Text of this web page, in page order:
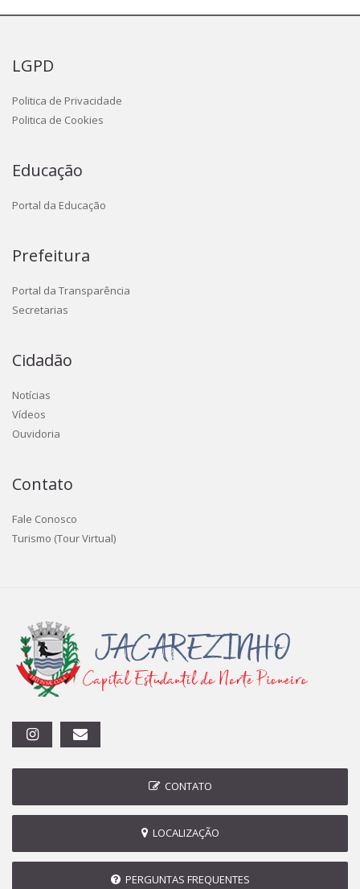
LGPD
Politica de Privacidade
Politica de Cookies
Educação
Portal da Educação
Prefeitura
Portal da Transparência
Secretarias
Cidadão
Notícias
Vídeos
Ouvidoria
Contato
Fale Conosco
Turismo (Tour Virtual)
CONTATO
LOCALIZAÇÃO
PERGUNTAS FREQUENTES